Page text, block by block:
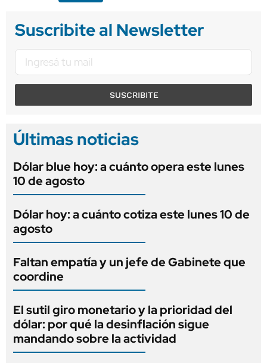
Suscribite al Newsletter
SUSCRIBITE
Últimas noticias
Dólar blue hoy: a cuánto opera este lunes
10 de agosto
Dólar hoy: a cuánto cotiza este lunes 10 de
agosto
Faltan empatía y un jefe de Gabinete que
coordine
El sutil giro monetario y la prioridad del
dólar: por qué la desinflación sigue
mandando sobre la actividad